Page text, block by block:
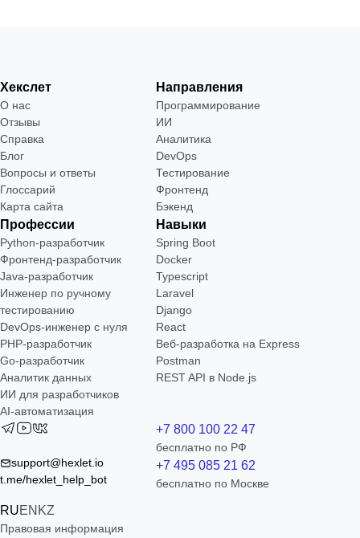
Хекслет
О нас
Отзывы
Справка
Блог
Вопросы и ответы
Глоссарий
Карта сайта
Направления
Программирование
ИИ
Аналитика
DevOps
Тестирование
Фронтенд
Бэкенд
Профессии
Python-разработчик
Фронтенд-разработчик
Java-разработчик
Инженер по ручному
тестированию
DevOps-инженер с нуля
РНР-разработчик
Go-разработчик
Аналитик данных
ИИ для разработчиков
AI-автоматизация
Навыки
Spring Boot
Docker
Typescript
Laravel
Django
React
Веб-разработка на Express
Postman
REST API в Node.js
support@hexlet.io
t.me/hexlet_help_bot
RUEN KZ
+7 800 100 22 47
бесплатно по РФ
+7 495 085 21 62
бесплатно по Москве
Правовая информация